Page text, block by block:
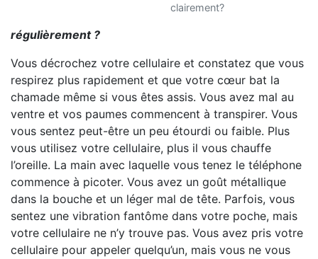
clairement?
régulièrement ?
Vous décrochez votre cellulaire et constatez que vous
respirez plus rapidement et que votre cœur bat la
chamade même si vous êtes assis. Vous avez mal au
ventre et vos paumes commencent à transpirer. Vous
vous sentez peut-être un peu étourdi ou faible. Plus
vous utilisez votre cellulaire, plus il vous chauffe
l’oreille. La main avec laquelle vous tenez le téléphone
commence à picoter. Vous avez un goût métallique
dans la bouche et un léger mal de tête. Parfois, vous
sentez une vibration fantôme dans votre poche, mais
votre cellulaire ne n’y trouve pas. Vous avez pris votre
cellulaire pour appeler quelqu’un, mais vous ne vous